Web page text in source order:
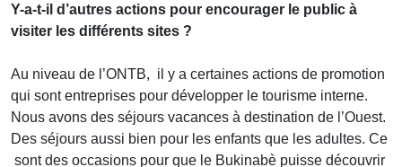
Y-a-t-il d’autres actions pour encourager le public à
visiter les différents sites ?
Au niveau de l’ONTB, il y a certaines actions de promotion
qui sont entreprises pour développer le tourisme interne.
Nous avons des séjours vacances à destination de l’Ouest.
Des séjours aussi bien pour les enfants que les adultes. Ce
sont des occasions pour que le Bukinabè puisse découvrir